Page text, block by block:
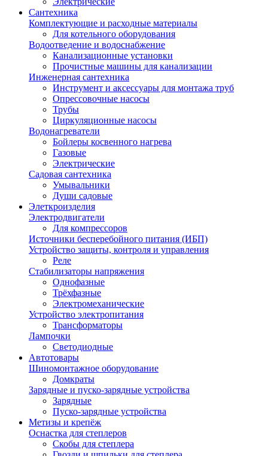
Сантехника
Комплектующие и расходные материалы
Для котельного оборудования
Водоотведение и водоснабжение
Канализационные установки
Прочистные машины для канализации
Инженерная сантехника
Инструмент и аксессуары для монтажа труб
Опрессовочные насосы
Трубы
Циркуляционные насосы
Водонагреватели
Бойлеры косвенного нагрева
Газовые
Электрические
Садовая сантехника
Умывальники
Души садовые
Элеткроизделия
Электродвигатели
Для компрессоров
Источники бесперебойного питания (ИБП)
Устройство защиты, контроля и управления
Реле
Стабилизаторы напряжения
Однофазные
Трёхфазные
Электромеханические
Устройство электропитания
Трансформаторы
Лампочки
Светодиодные
Автотовары
Шиномонтажное оборудование
Домкраты
Зарядные и пуско-зарядные устройства
Зарядные
Пуско-зарядные устройства
Метизы и крепёж
Оснастка для степлеров
Скобы для степлера